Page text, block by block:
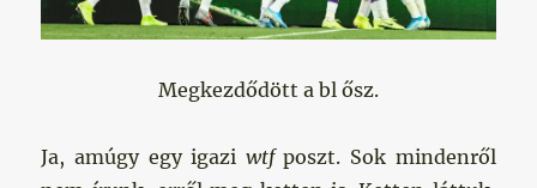
Megkezdődött a bl ősz.
Ja, amúgy egy igazi wtfposzt. Sok mindenről